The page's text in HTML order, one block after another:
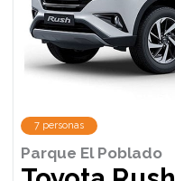
7 personas
Parque El Poblado